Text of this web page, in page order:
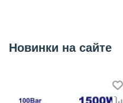
Новинки на сайте